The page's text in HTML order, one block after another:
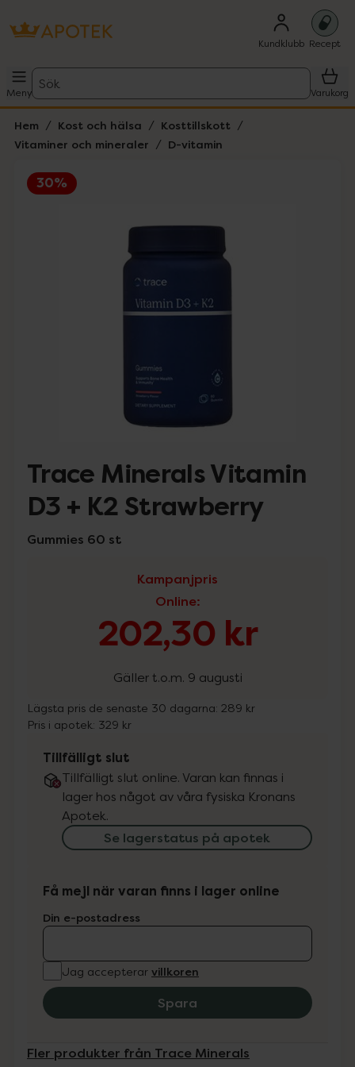
Kundklubb Recept
Meny
Sök
Varukorg
Hem Kost och hälsa
Kosttillskott
Vitaminer och mineraler
D-vitamin
30%
Lista: . Innehåller 1 objekt.
Trace Minerals Vitamin
D3 + K2 Strawberry
Gummies 60 st
Kampanjpris
Online:
202,30 kr
Gäller t.o.m. 9 augusti
Lägsta pris de senaste 30 dagarna: 289 kr
Pris i apotek: 329 kr
Tillfälligt slut
Tillfälligt slut online. Varan kan finnas i
lager hos något av våra fysiska Kronans
Apotek.
Se lagerstatus på apotek
Få mejl när varan finns i lager online
Din e-postadress
Jag accepterar villkoren
Spara
Fler produkter från Trace Minerals